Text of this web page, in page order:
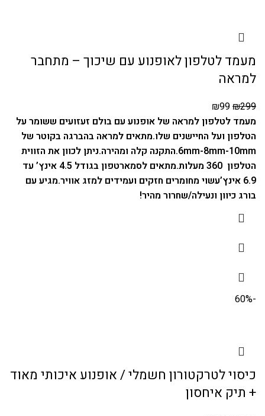
מעמד לטלפון לאופנוע עם שיכוך – מתחבר
למראה
₪299
₪99
מעמד לטלפון למראה של אופנוע עם בולם זעזועים ששומר על
הטלפון ועל החיישנים שלו.מתאים למראה בהברגה בקוטר של
6mm-8mm-10mm. התקנה קלה ומהירה.ניתן לכוון את הזווית
הטלפון 360 מעלות.
מתאים לסמארטפון בגודל 4.5 אינץ’ עד
6.9 אינץ’
עשוי מחומרים חזקים ועמידים למזג אוויר.מגיע עם
בורג כיוון ונעילה/שחרור מהיר!
-60%
כיסוי לטרקטורון חשמלי / אופנוע איכותי מאוד
+ תיק איחסון